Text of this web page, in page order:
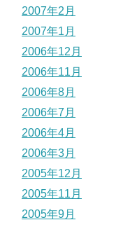
2007年2月
2007年1月
2006年12月
2006年11月
2006年8月
2006年7月
2006年4月
2006年3月
2005年12月
2005年11月
2005年9月